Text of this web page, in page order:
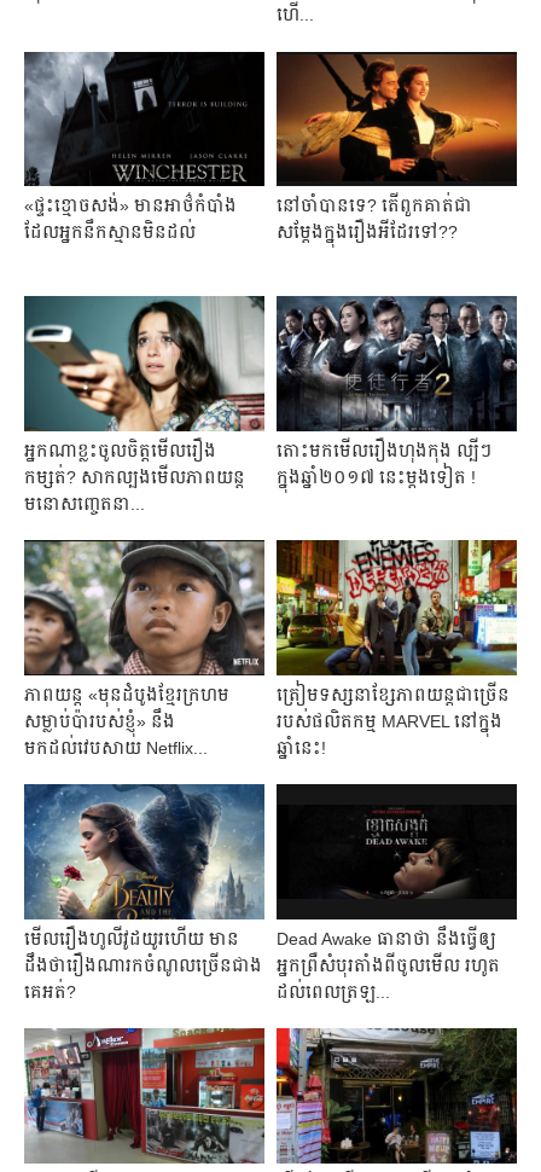
ហើ...
«ផ្ទះ​ខ្មោច​សង់​»​ មាន​អាថ៌កំបាំង​
ដែល​អ្នក​នឹក​ស្មាន​មិន​ដល់
នៅ​ចាំ​បាន​ទេ? តើ​ពួក​គាត់​ជា​
សម្ដែង​ក្នុង​រឿង​អី​ដែរ​ទៅ??
អ្នក​ណា​ខ្លះ​ចូលចិត្ត​មើល​រឿង​
កម្សត់? សាក​ល្បង​មើល​ភាពយន្ត​
មនោសញ្ចេតនា...
តោះ​មក​មើល​រឿង​ហុង​កុង​ ល្បី​ៗ
ក្នុង​ឆ្នាំ​២០១៧ នេះ​ម្តង​ទៀត !
ភាពយន្ត «មុនដំបូងខ្មែរក្រហម
សម្លាប់ប៉ារបស់ខ្ញុំ» នឹង
មកដល់វេបសាយ Netflix...
ត្រៀម​ទស្សនាខ្សែភាពយន្តជាច្រើន
របស់​ផលិតកម្ម MARVEL នៅ​ក្នុង
ឆ្នាំនេះ!
មើលរឿងហូលីវូដយូរហើយ មាន
ដឹងថារឿងណារកចំណូលច្រើនជាង
គេអត់?
Dead Awake ធានាថា នឹងធ្វេីឲ្យ
អ្នកព្រឺសំបុរតាំងពីចូលមេីល រហូត
ដល់ពេលត្រឡ...